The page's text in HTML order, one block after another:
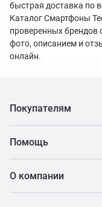
быстрая доставка по
Каталог Смартфоны
проверенных брендов
фото, описанием и
онлайн.
Покупателям
Помощь
О компании